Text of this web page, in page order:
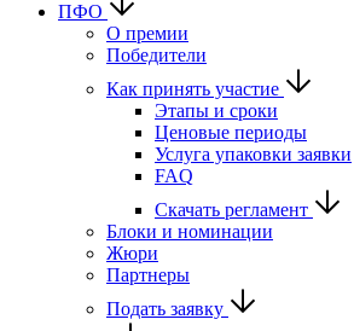
ПФО
О премии
Победители
Как принять участие
Этапы и сроки
Ценовые периоды
Услуга упаковки заявки
FAQ
Скачать регламент
Блоки и номинации
Жюри
Партнеры
Подать заявку